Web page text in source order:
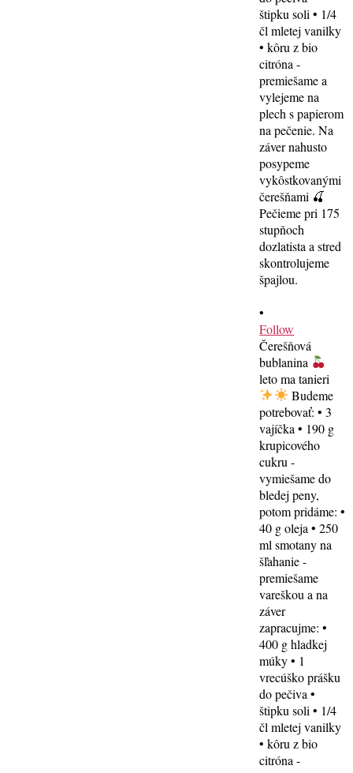
•
Follow
Čerešňová
bublanina
leto ma tanieri
Budeme
potrebovať: • 3
vajíčka • 190 g
krupicového
cukru -
vymiešame do
bledej peny,
potom pridáme: •
40 g oleja • 250
ml smotany na
šľahanie -
premiešame
vareškou a na
záver
zapracujme: •
400 g hladkej
múky • 1
vrecúško prášku
do pečiva •
štipku soli • 1/4
čl mletej vanilky
• kôru z bio
citróna -